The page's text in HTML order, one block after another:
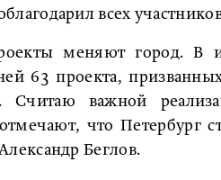
всех
меняют город.
63 проекта,
Считаю важной
что Петербург
Беглов.